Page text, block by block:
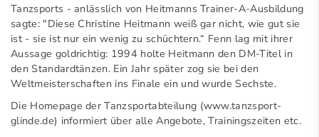
Tanzsports - anlässlich von Heitmanns Trainer-A-Ausbildung
sagte: "Diese Christine Heitmann weiß gar nicht, wie gut sie
ist - sie ist nur ein wenig zu schüchtern.“ Fenn lag mit ihrer
Aussage goldrichtig: 1994 holte Heitmann den DM-Titel in
den Standardtänzen. Ein Jahr später zog sie bei den
Weltmeisterschaften ins Finale ein und wurde Sechste.
Die Homepage der Tanzsportabteilung (www.tanzsport-
glinde.de) informiert über alle Angebote, Trainingszeiten etc.